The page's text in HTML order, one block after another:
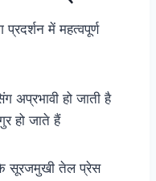
में महत्वपूर्ण
अप्रभावी हो जाती है
हो जाते हैं
सूरजमुखी तेल प्रेस